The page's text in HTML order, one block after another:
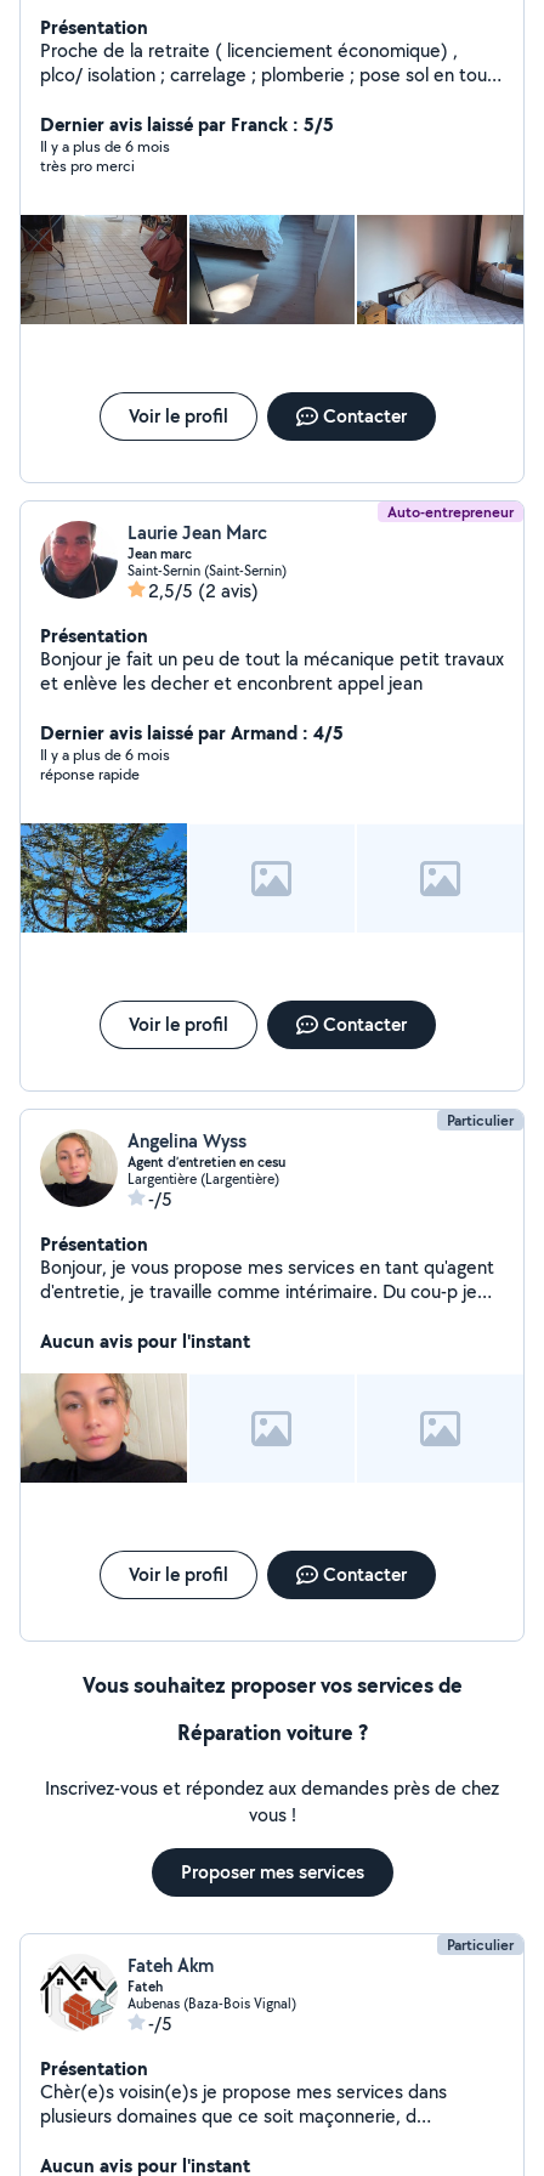
Présentation
Proche de la retraite ( licenciement économique) ,
plco/ isolation ; carrelage ; plomberie ; pose sol en tout
experience en mécanique générale, je réparé
également votre tronçonneuse, et tout appareil de
motoculture. J ai aussi une bonne expérience en
Dernier avis laissé par Franck : 5/5
Il y a plus de 6 mois
très pro merci
Voir le profil Contacter
Auto-entrepreneur
Laurie Jean Marc
Jean marc
Saint-Sernin (Saint-Sernin)
2,5/5 (2 avis)
Présentation
Bonjour je fait un peu de tout la mécanique petit travaux
et enlève les decher et enconbrent appel jean
Dernier avis laissé par Armand : 4/5
Il y a plus de 6 mois
réponse rapide
Voir le profil Contacter
Particulier
Angelina Wyss
Agent d’entretien en cesu
Largentière (Largentière)
-/5
Présentation
Bonjour, je vous propose mes services en tant qu'agent
d'entretie, je travaille comme intérimaire. Du cou-p je
rapidement
Aucun avis pour l'instant
Voir le profil Contacter
Vous souhaitez proposer vos services de
Réparation voiture ?
Inscrivez-vous et répondez aux demandes près de chez
vous !
Proposer mes services
Particulier
Fateh Akm
Fateh
Aubenas (Baza-Bois Vignal)
-/5
Présentation
Chèr(e)s voisin(e)s je propose mes services dans
plusieurs domaines que ce soit maçonnerie, d
... Ayant travaillé plusieurs années en tant qu'aide maçon
Aucun avis pour l'instant